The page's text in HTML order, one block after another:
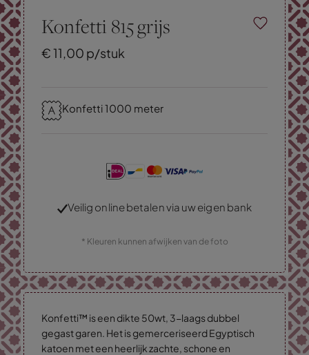
Konfetti 815 grijs
€11,00 p/stuk
Konfetti 1000 meter
Veilig online betalen via uw eigen bank
* Kleuren kunnen afwijken van de foto
Konfetti™ is een dikte 50wt, 3-laags dubbel
gegast garen. Het is gemerceriseerd Egyptisch
katoen met een heerlijk zachte, schone en